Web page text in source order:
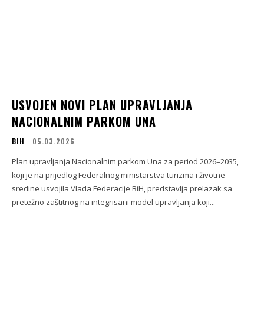
USVOJEN NOVI PLAN UPRAVLJANJA
NACIONALNIM PARKOM UNA
BIH 05.03.2026
Plan upravljanja Nacionalnim parkom Una za period 2026–2035,
koji je na prijedlog Federalnog ministarstva turizma i životne
sredine usvojila Vlada Federacije BiH, predstavlja prelazak sa
pretežno zaštitnog na integrisani model upravljanja koji...